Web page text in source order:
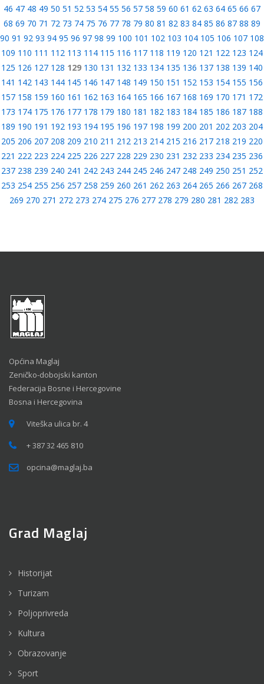
46 47 48 49 50 51 52 53 54 55 56 57 58 59 60 61 62 63 64 65 66 67
68 69 70 71 72 73 74 75 76 77 78 79 80 81 82 83 84 85 86 87 88 89
90 91 92 93 94 95 96 97 98 99 100 101 102 103 104 105 106 107 108
109 110 111 112 113 114 115 116 117 118 119 120 121 122 123 124
125 126 127 128 129 130 131 132 133 134 135 136 137 138 139 140
141 142 143 144 145 146 147 148 149 150 151 152 153 154 155 156
157 158 159 160 161 162 163 164 165 166 167 168 169 170 171 172
173 174 175 176 177 178 179 180 181 182 183 184 185 186 187 188
189 190 191 192 193 194 195 196 197 198 199 200 201 202 203 204
205 206 207 208 209 210 211 212 213 214 215 216 217 218 219 220
221 222 223 224 225 226 227 228 229 230 231 232 233 234 235 236
237 238 239 240 241 242 243 244 245 246 247 248 249 250 251 252
253 254 255 256 257 258 259 260 261 262 263 264 265 266 267 268
269 270 271 272 273 274 275 276 277 278 279 280 281 282 283
Općina Maglaj
Zeničko-dobojski kanton
Federacija Bosne i Hercegovine
Bosna i Hercegovina
Viteška ulica br. 4
+ 387 32 465 810
opcina@maglaj.ba
Grad Maglaj
Historijat
Turizam
Poljoprivreda
Kultura
Obrazovanje
Sport